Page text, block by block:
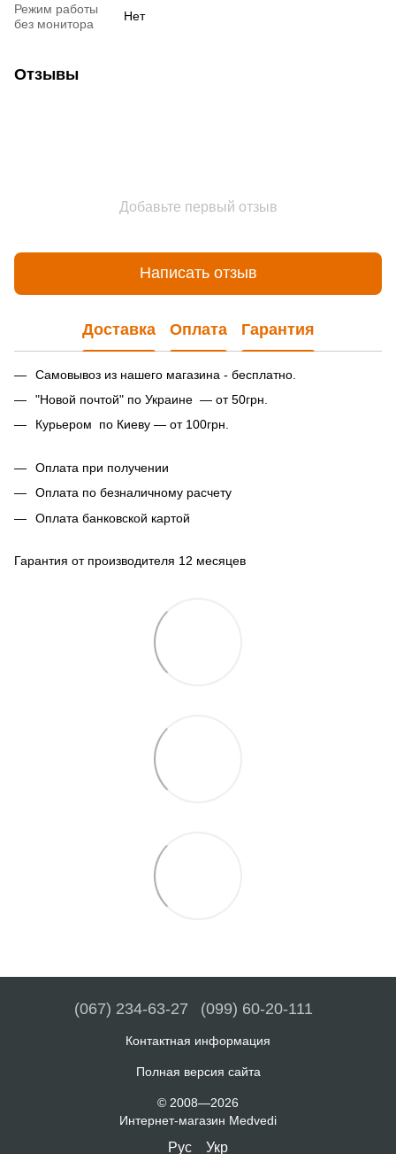
Режим работы
без монитора
Нет
Отзывы
Добавьте первый отзыв
Написать отзыв
Доставка Оплата Гарантия
Самовывоз из нашего магазина - бесплатно.
"Новой почтой" по Украине — от 50грн.
Курьером по Киеву — от 100грн.
Оплата при получении
Оплата по безналичному расчету
Оплата банковской картой
Гарантия от производителя 12 месяцев
(067) 234-63-27 (099) 60-20-111
Контактная информация
Полная версия сайта
© 2008—2026
Интернет-магазин Medvedi
Рус Укр